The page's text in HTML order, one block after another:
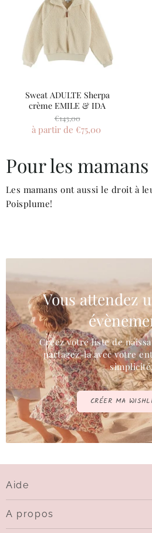
Sweat ADULTE Sherpa
crème EMILE & IDA
Prix
d'origine
€143,00
à partir de €75,00
Pour les mamans
Les mamans ont aussi le droit à
Poisplume!
Vous attendez
Créez votre liste de
partagez-la avec votre
CRÉER MA
Aide
A propos